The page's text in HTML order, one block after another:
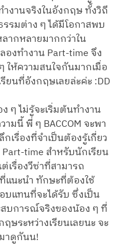
งานจริงในอังกฤษ ทั้งวิถี
รมต่าง ๆ ได้มีโอกาสพบ
ากหลายมากกว่าใน
องทำงาน Part-time จึง
ให้ความสนใจกันมากเมื่อ
ยนที่อังกฤษเลยล่ะค่ะ :DD
ามนี้ พี่ ๆ BACCOM จะพา
กเรื่องที่จำเป็นต้องรู้เกี่ยว
time สำหรับนักเรียน
เรื่องวีซ่าที่สามารถ
แนะนำ ทักษะที่ต้องใช้
บแทนที่จะได้รับ ซึ่งเป็น
บการณ์จริงของน้อง ๆ ที่
ษระหว่างเรียนเลยนะ จะ
าดูกันน!